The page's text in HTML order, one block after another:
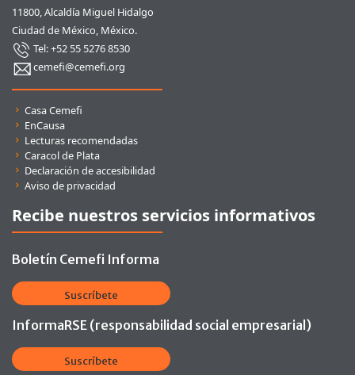
11800, Alcaldía Miguel Hidalgo
Ciudad de México, México.
Tel: +52 55 5276 8530
cemefi@cemefi.org
Casa Cemefi
EnCausa
Lecturas recomendadas
Caracol de Plata
Declaración de accesibilidad
Aviso de privacidad
Recibe nuestros servicios informativos
Boletín Cemefi Informa
Suscríbete
InformaRSE (responsabilidad social empresarial)
Suscríbete